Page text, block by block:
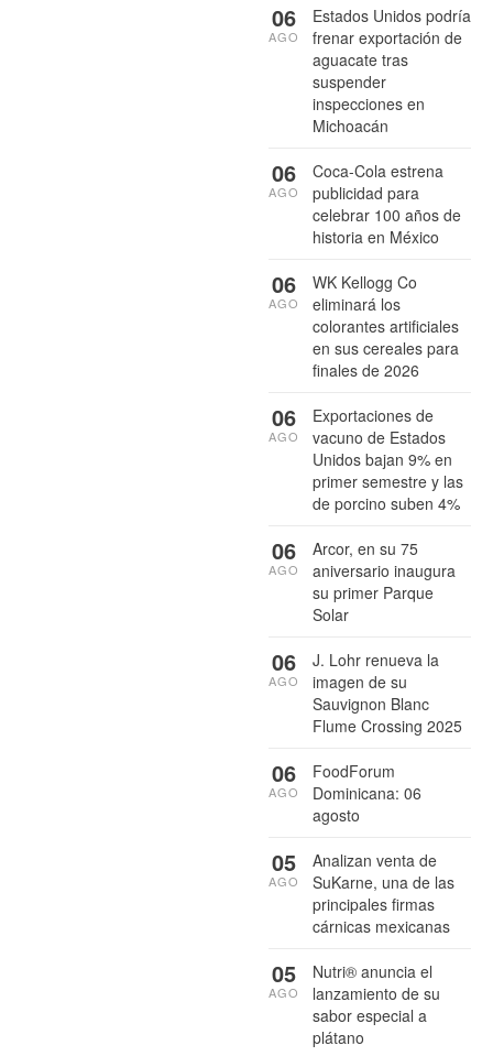
Estados Unidos podría
frenar exportación de
aguacate tras
suspender
inspecciones en
Michoacán
06
AGO
Coca-Cola estrena
publicidad para
celebrar 100 años de
historia en México
06
AGO
WK Kellogg Co
eliminará los
colorantes artificiales
en sus cereales para
finales de 2026
06
AGO
Exportaciones de
vacuno de Estados
Unidos bajan 9% en
primer semestre y las
de porcino suben 4%
06
AGO
Arcor, en su 75
aniversario inaugura
su primer Parque
Solar
06
AGO
J. Lohr renueva la
imagen de su
Sauvignon Blanc
Flume Crossing 2025
06
AGO
FoodForum
Dominicana: 06
agosto
06
AGO
Analizan venta de
SuKarne, una de las
principales firmas
cárnicas mexicanas
05
AGO
Nutri® anuncia el
lanzamiento de su
sabor especial a
plátano
05
AGO